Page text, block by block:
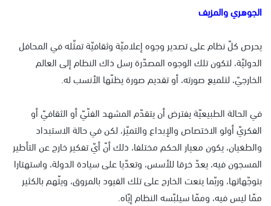
الجوهري والمزيف
يحرص كلّ نظام على تصدير وجوه إعلاميّة وثقافيّة تمثّله في المحافل
الدوليّة، لتكون تلك الوجوه المصدّرة رسل ذاك النظام إلى العالم
الخارجيّ، لتلميع صورته، أو تقديم صورة يظنّها الأنسب له.
في الحالة الطبيعيّة يفترض أن يتقدّم المشهد الفنّيّ أو الثقافيّ أو
الفكريّ أولو الاختصاص والإبداع والتميّز، لكن في حالة الاستبداد
والطغيان، يكون معيار الحكم مختلفا، ذلك أنّ أيّ تفكير خارج عن التأطير
المسجون فيه، يعدّ خرقا للأسس، وتعدّيا على سيادة الدولة، واستهتارا
بتوجّهاتها، وربّما ينعت الخارج على تلك القيود بالمروق، ويتّهم بالكثير
ممّا ليس فيه، وممّا سيلبّسه النظام إيّاه.